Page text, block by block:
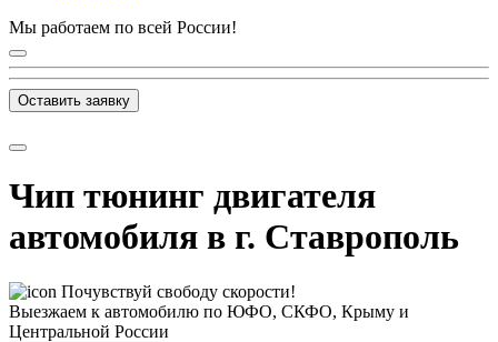
Мы работаем по всей России!
Оставить заявку
Чип тюнинг двигателя
автомобиля в г. Ставрополь
Почувствуй свободу скорости!
Выезжаем к автомобилю по ЮФО, СКФО, Крыму и
Центральной России